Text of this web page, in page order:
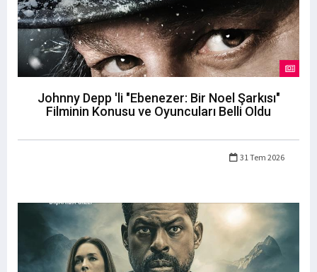
Johnny Depp 'li "Ebenezer: Bir Noel Şarkısı"
Filminin Konusu ve Oyuncuları Belli Oldu
31 Tem 2026